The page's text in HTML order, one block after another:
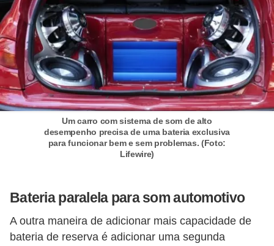
Um carro com sistema de som de alto
desempenho precisa de uma bateria exclusiva
para funcionar bem e sem problemas. (Foto:
Lifewire)
Bateria paralela para som automotivo
A outra maneira de adicionar mais capacidade de
bateria de reserva é adicionar uma segunda
o
t
o
s
e
s
e
s